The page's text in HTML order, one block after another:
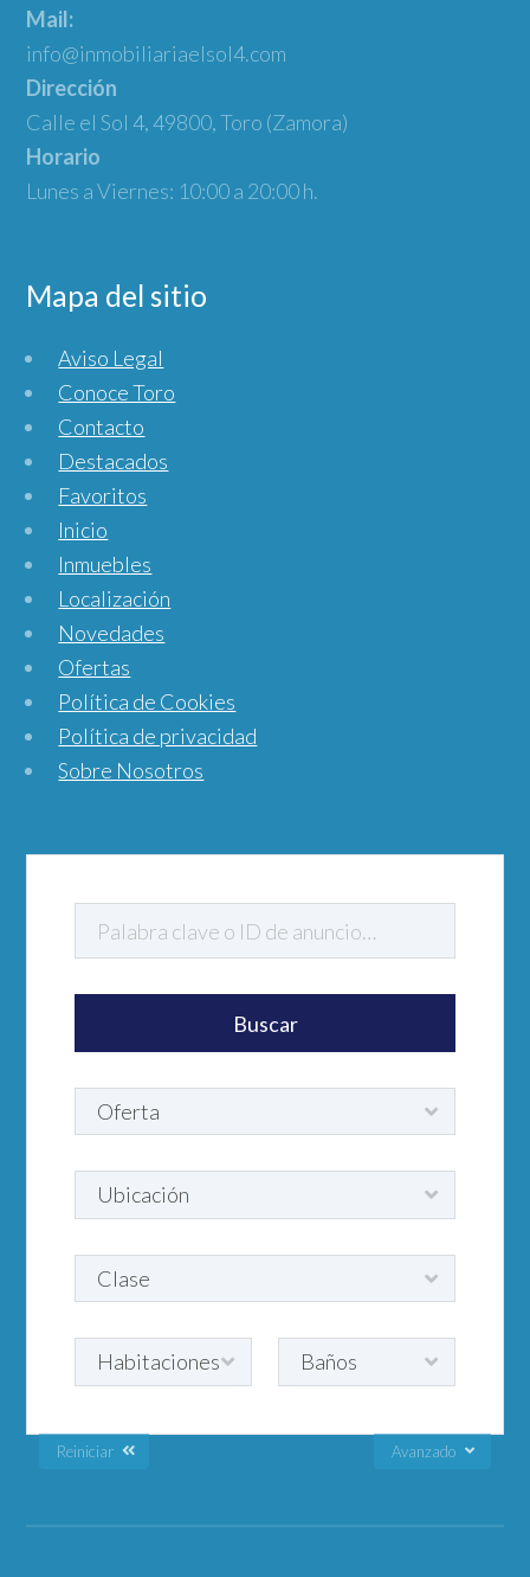
Mail:
info@inmobiliariaelsol4.com
Dirección
Calle el Sol 4, 49800, Toro (Zamora)
Horario
Lunes a Viernes: 10:00 a 20:00 h.
Mapa del sitio
Aviso Legal
Conoce Toro
Contacto
Destacados
Favoritos
Inicio
Inmuebles
Localización
Novedades
Ofertas
Política de Cookies
Política de privacidad
Sobre Nosotros
Avanzado
Reiniciar